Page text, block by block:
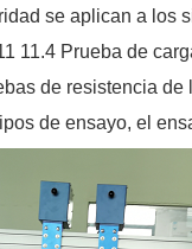
se aplican a los
11.4 Prueba de
de resistencia
de ensayo, el